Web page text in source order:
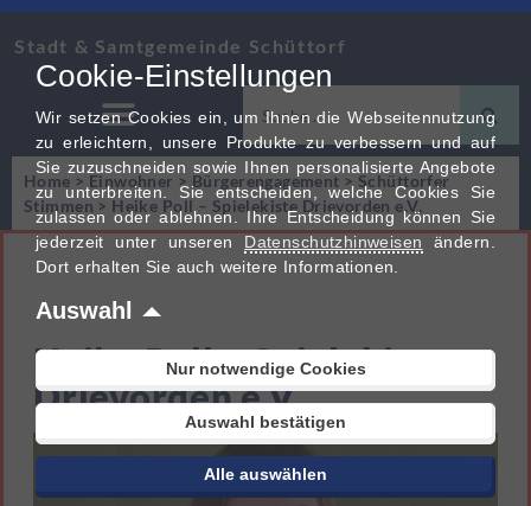
Stadt & Samtgemeinde Schüttorf
Home > Einwohner > Bürgerengagement > Schüttorfer
Stimmen > Heike Poll – Spielekiste Drievorden e.V.
Heike Poll – Spielekiste
Drievorden e.V.
Cookie-Einstellungen
Wir setzen Cookies ein, um Ihnen die Webseitennutzung
zu erleichtern, unsere Produkte zu verbessern und auf
Sie zuzuschneiden sowie Ihnen personalisierte Angebote
zu unterbreiten. Sie entscheiden, welche Cookies Sie
zulassen oder ablehnen. Ihre Entscheidung können Sie
jederzeit unter unseren Datenschutzhinweisen ändern.
Dort erhalten Sie auch weitere Informationen.
Auswahl
Nur notwendige Cookies
Auswahl bestätigen
Alle auswählen